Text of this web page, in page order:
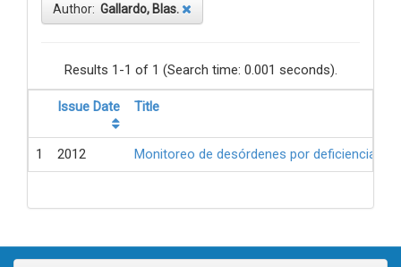
Author: Gallardo, Blas.
Results 1-1 of 1 (Search time: 0.001 seconds).
Issue Date Title
1 2012 Monitoreo de desórdenes por deficiencia